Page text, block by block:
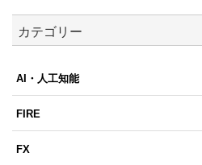
カテゴリー
AI・人工知能
FIRE
FX